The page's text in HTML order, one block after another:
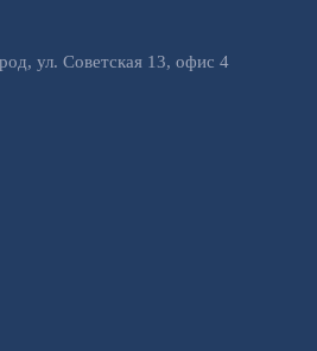
ул. Советская 13, офис 4